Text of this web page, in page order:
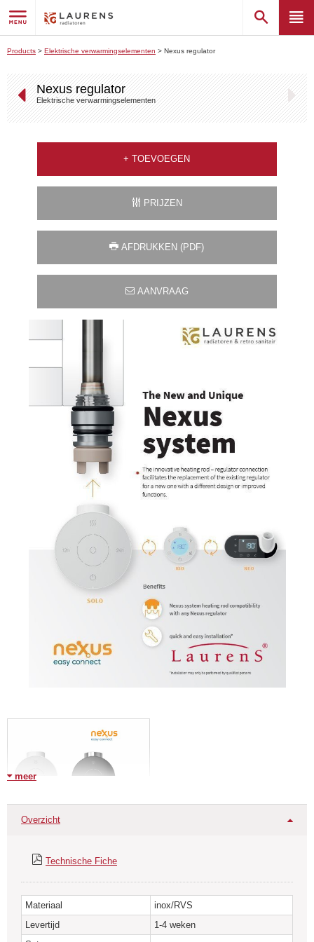
Products > Elektrische verwarmingselementen > Nexus regulator
Nexus regulator
Elektrische verwarmingselementen
+ TOEVOEGEN
PRIJZEN
AFDRUKKEN (PDF)
AANVRAAG
elektrische radiatoren.
Het ondersteunt verschillende bedrijfsmodi, waaronder timer, boost en
antivries.
De timer activeert de verwarmingsfunctie elke 12 of 24 uur
meer
Overzicht
Technische Fiche
Materiaal
inox/RVS
Levertijd
1-4 weken